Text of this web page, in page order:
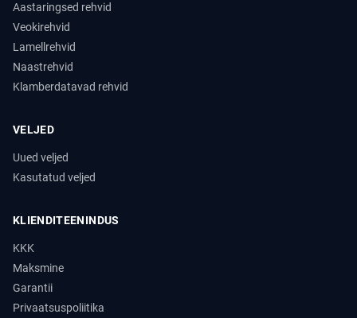
Aastaringsed rehvid
Veokirehvid
Lamellrehvid
Naastrehvid
Klamberdatavad rehvid
VELJED
Uued veljed
Kasutatud veljed
KLIENDITEENINDUS
KKK
Maksmine
Garantii
Privaatsuspoliitika